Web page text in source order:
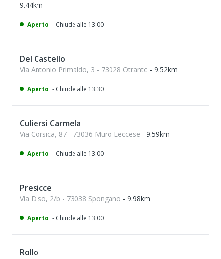
9.44km
Aperto - Chiude alle 13:00
Del Castello
Via Antonio Primaldo, 3 - 73028 Otranto - 9.52km
Aperto - Chiude alle 13:30
Culiersi Carmela
Via Corsica, 87 - 73036 Muro Leccese - 9.59km
Aperto - Chiude alle 13:00
Presicce
Via Diso, 2/b - 73038 Spongano - 9.98km
Aperto - Chiude alle 13:00
Rollo